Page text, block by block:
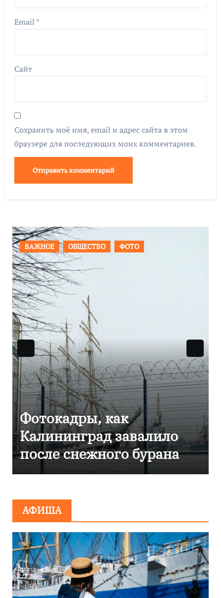
Email *
Сайт
Сохранить моё имя, email и адрес сайта в этом
браузере для последующих моих комментариев.
ПРОИСШЕСТВИЯ ФОТО
Фоторепортаж как в
Калининграде
эвакуировали ТЦ из-за
сообщения о
АФИША